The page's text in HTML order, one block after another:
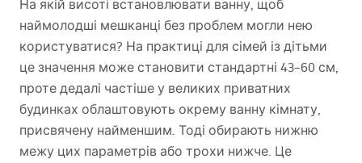
На якій висоті встановлювати ванну, щоб
наймолодші мешканці без проблем могли нею
користуватися? На практиці для сімей із дітьми
це значення може становити стандартні 43–60 см,
проте дедалі частіше у великих приватних
будинках облаштовують окрему ванну кімнату,
присвячену найменшим. Тоді обирають нижню
межу цих параметрів або трохи нижче. Це